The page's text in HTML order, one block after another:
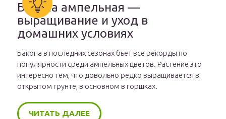
Бакопа ампельная —
выращивание и уход в
домашних условиях
Бакопа в последних сезонах бьет все рекорды по
популярности среди ампельных цветов. Растение это
интересно тем, что довольно редко выращивается в
открытом грунте, в основном в горшках.
ЧИТАТЬ ДАЛЕЕ